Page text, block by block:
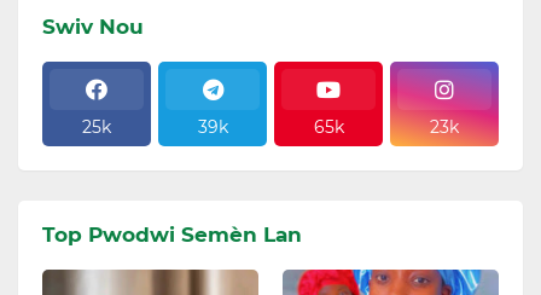
Swiv Nou
25k 39k 65k 23k
Top Pwodwi Semèn Lan